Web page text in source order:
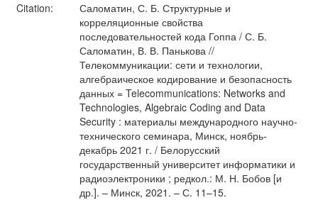
Citation:
Саломатин, С. Б. Структурные и
корреляционные свойства
последовательностей кода Гоппа / С. Б.
Саломатин, В. В. Панькова //
Телекоммуникации: сети и технологии,
алгебраическое кодирование и безопасность
данных = Telecommunications: Networks and
Technologies, Algebraic Coding and Data
Security : материалы международного научно-
технического семинара, Минск, ноябрь-
декабрь 2021 г. / Белорусский
государственный университет информатики и
радиоэлектроники ; редкол.: М. Н. Бобов [и
др.]. – Минск, 2021. – С. 11–15.